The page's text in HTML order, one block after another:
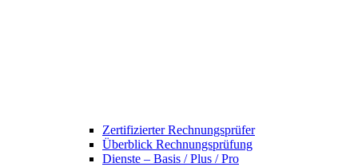
Zertifizierter Rechnungsprüfer
Überblick Rechnungsprüfung
Dienste – Basis / Plus / Pro